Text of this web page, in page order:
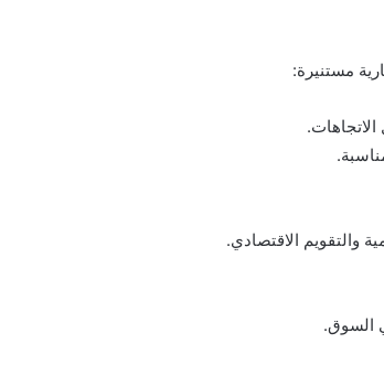
مستنيرة:
والتقويم الاقتصادي.
السوق.